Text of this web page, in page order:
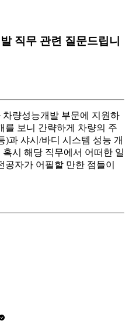
직무 관련 질문드립니
량성능개발 부문에 지원하
를 보니 간략하게 차량의 주
)과 샤시/바디 시스템 성능 개
시 해당 직무에서 어떠한 일
자가 어필할 만한 점들이